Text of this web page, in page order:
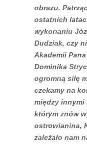
obrazu.
ostatnich
wykonaniu
Dudziak, czy
Akademii
Dominika
ogromną siłę
czekamy na
między innymi
którym znów
ostrowianina,
zależało nam